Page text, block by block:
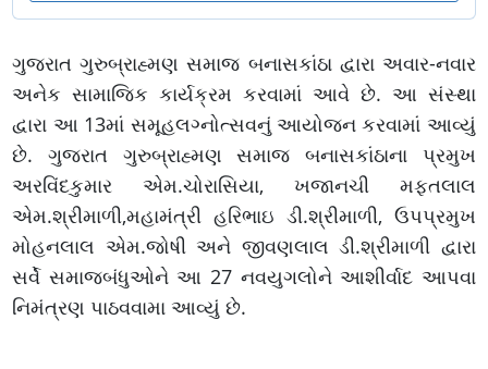
ગુજરાત ગુરુબ્રાહ્મણ સમાજ બનાસકાંઠા દ્વારા અવાર-નવાર
અનેક સામાજિક કાર્યક્રમ કરવામાં આવે છે. આ સંસ્થા
દ્વારા આ 13માં સમૂહલગ્નોત્સવનું આયોજન કરવામાં આવ્યું
છે. ગુજરાત ગુરુબ્રાહ્મણ સમાજ બનાસકાંઠાના પ્રમુખ
અરવિંદકુમાર એમ.ચોરાસિયા, ખજાનચી મફતલાલ
એમ.શ્રીમાળી,મહામંત્રી હરિભાઇ ડી.શ્રીમાળી, ઉપપ્રમુખ
મોહનલાલ એમ.જોષી અને જીવણલાલ ડી.શ્રીમાળી દ્વારા
સર્વે સમાજબંધુઓને આ 27 નવયુગલોને આશીર્વાદ આપવા
નિમંત્રણ પાઠવવામા આવ્યું છે.